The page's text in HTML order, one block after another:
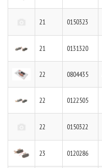
21 0150323
21 0131320
22 0804435
22 0122505
22 0150322
23 0120286